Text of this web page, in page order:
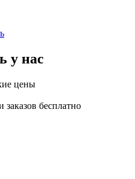
у нас
цены
бесплатно